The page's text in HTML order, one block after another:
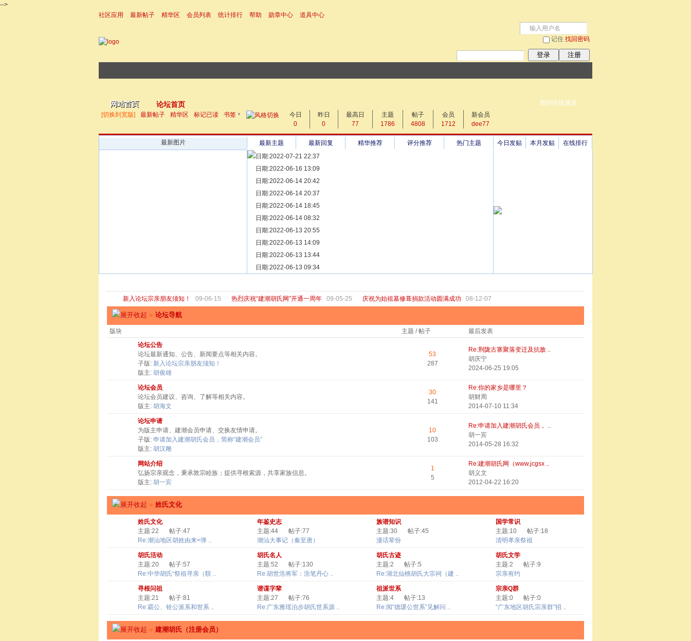
-->
社区应用
最新帖子 精华区 会员列表 统计排行 帮助 勋章中心
道具中心
记住 找回密码
登录 注册
我的快捷通道
网站首页 论坛首页
帖子 搜 索
热搜：
[切换到宽版] 最新帖子 精华区 标记已读 书签 ▼
今日
0
昨日
0
最高日
77
主题
1786
帖子
4808
会员
1712
新会员
dee77
最新图片 最新主题 最新回复 精华推荐 评分推荐 热门主题 今日发贴 本月发贴
在线排行
日期:2022-07-21 22:37
[ 宗亲新闻 ] 同为宗亲，血脉相连——记陆丰碣石宗亲到祖家京陇居地探亲问祖
日期:2022-06-16 13:09
[ 族谱知识 ] 漫话辈份
日期:2022-06-14 20:42
[ 族谱知识 ] 修族谱的用字规范与说明
日期:2022-06-14 20:37
[ 族谱知识 ] 一元等于多少年？
日期:2022-06-14 18:45
[ 散文随笔 ] 写给远在天堂的父亲——胡棉创
日期:2022-06-14 08:32
[ 宗亲新闻 ] 关于“金鸡落洋”祖坟复原修缮的倡议
日期:2022-06-13 20:55
[ 庙堂宗祠 ] 洽礼祖祠
日期:2022-06-13 14:09
[ 庙堂宗祠 ] 京华胡氏二世祖祠
日期:2022-06-13 13:44
[ 庙堂宗祠 ] 祖祠、家庙
日期:2022-06-13 09:34
新入论坛宗亲朋友须知！ 09-06-15 热烈庆祝“建潮胡氏网”开通一周年 09-05-25 庆祝为始祖墓修葺捐款活动圆满成功 08-12-07
» 论坛导航
版块 主题 / 帖子
最后发表
论坛公告
论坛最新通知、公告、新闻要点等相关内容。
子版: 新入论坛宗亲朋友须知！
版主: 胡俊雄
53
287
Re:荆陇古寨聚落变迁及抗敌 ..
胡庆宁
2024-06-25 19:05
论坛会员
论坛会员建议、咨询、了解等相关内容。
版主: 胡海文
30
141
Re:你的家乡是哪里？
胡财周
2014-07-10 11:34
论坛申请
为版主申请、建潮会员申请、交换友情申请。
子版: 申请加入建潮胡氏会员，简称“建潮会员”
版主: 胡汉雕
10
103
Re:申请加入建潮胡氏会员， ..
胡一宾
2014-05-28 16:32
网站介绍
弘扬宗亲观念，秉承敦宗睦族；提供寻根索源，共享家族信息。
版主: 胡一宾
1
5
Re:建潮胡氏网（www.jcgsx ..
胡义文
2012-04-22 16:20
» 姓氏文化
姓氏文化
主题:22
帖子:47
Re:潮汕地区胡姓由来<弹 ..
年鉴史志
主题:44
帖子:77
潮汕大事记（秦至唐）
族谱知识
主题:30
帖子:45
漫话辈份
国学常识
主题:10
帖子:18
清明孝亲祭祖
胡氏活动
主题:20
帖子:57
Re:中华胡氏“祭祖寻亲（联 ..
胡氏名人
主题:52
帖子:130
Re:胡世浩将军：浩笔丹心 ..
胡氏古迹
主题:2
帖子:5
Re:湖北仙桃胡氏大宗祠（建 ..
胡氏文学
主题:2
帖子:9
宗亲有约
寻根问祖
主题:21
帖子:81
Re:霸公、铨公派系和世系 ..
谱谍字辈
主题:27
帖子:76
Re:广东雅瑶泊步胡氏世系源 ..
祖派世系
主题:4
帖子:13
Re:阅“德瑗公世系”见解问 ..
宗亲Q群
主题:0
帖子:0
“广东地区胡氏宗亲群”招 ..
» 建潮胡氏（注册会员）